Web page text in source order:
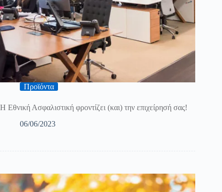
Προϊόντα
Η Εθνική Ασφαλιστική φροντίζει (και) την επιχείρησή σας!
06/06/2023